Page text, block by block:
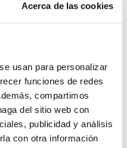
Acerca de las cookies
usan para personalizar
funciones de redes
compartimos
del sitio web con
publicidad y análisis
con otra información
acompañado de
el nivel de
puntuación de